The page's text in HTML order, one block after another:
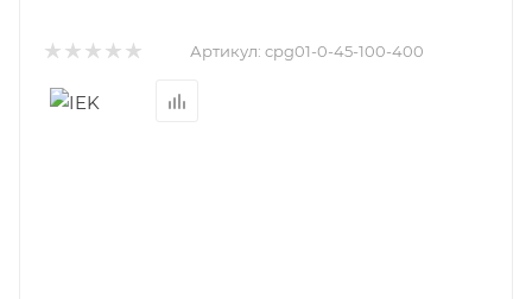
Артикул: cpg01-0-45-100-400